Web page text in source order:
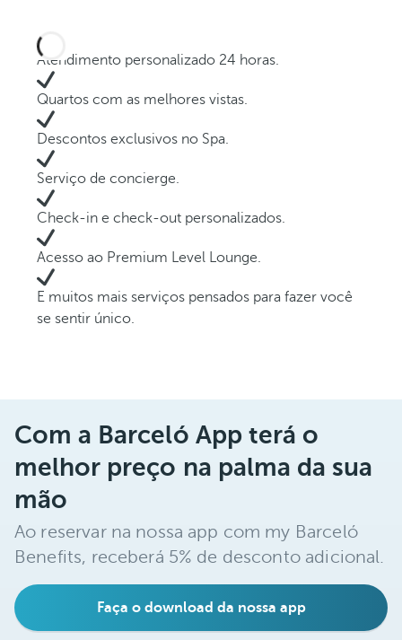
Atendimento personalizado 24 horas.
Quartos com as melhores vistas.
Descontos exclusivos no Spa.
Serviço de concierge.
Check-in e check-out personalizados.
Acesso ao Premium Level Lounge.
E muitos mais serviços pensados para fazer você
se sentir único.
Com a Barceló App terá o
melhor preço na palma da sua
mão
Ao reservar na nossa app com my Barceló
Benefits, receberá 5% de desconto adicional.
Faça o download da nossa app